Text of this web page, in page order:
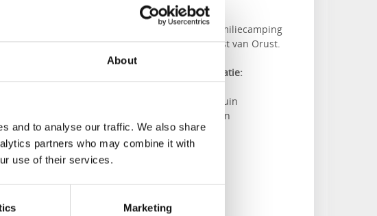
About
and to analyse our traffic. We also share
partners who may combine it with
use of their services.
Marketing
Prachtig gelegen en duurzame familiecamping
met eigen haven, aan de noordkust van Orust.
Over het gebied en de accommodatie:
Zwemmen, spelen in de speeltuin
Jeu de boules of minigolf spelen